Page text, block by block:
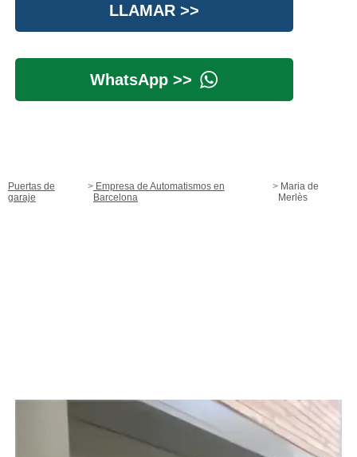
LLAMAR >>
WhatsApp >>
Puertas de
garaje
Empresa de Automatismos en
Barcelona
Maria de
Merlès